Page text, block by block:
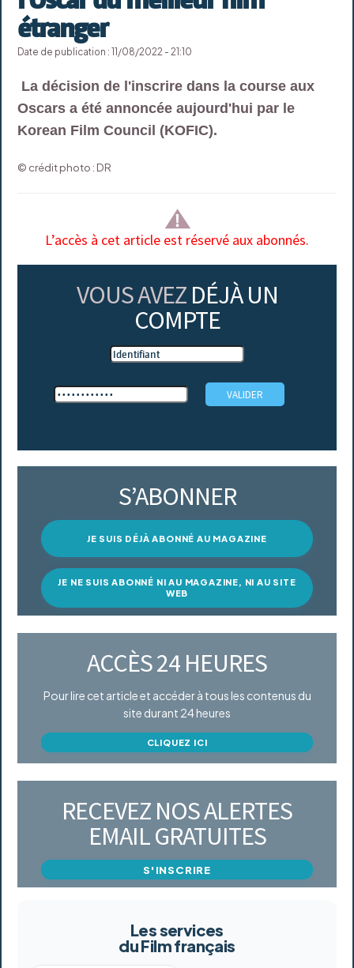
étranger
Date de publication : 11/08/2022 - 21:10
La décision de l'inscrire dans la course aux
Oscars a été annoncée aujourd'hui par le
Korean Film Council (KOFIC).
© crédit photo : DR
L’accès à cet article est réservé aux abonnés.
VOUS AVEZ DÉJÀ UN
COMPTE
S’ABONNER
JE SUIS DÉJÀ ABONNÉ AU MAGAZINE
JE NE SUIS ABONNÉ NI AU MAGAZINE, NI AU SITE
WEB
ACCÈS 24 HEURES
Pour lire cet article et accéder à tous les contenus du
site durant 24 heures
CLIQUEZ ICI
RECEVEZ NOS ALERTES
EMAIL GRATUITES
S'INSCRIRE
Les services
du Film français